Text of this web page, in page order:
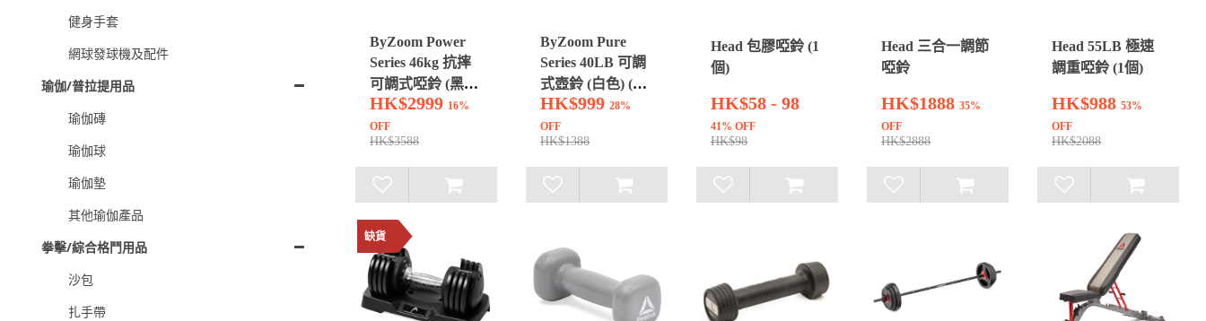
健身手套
網球發球機及配件
瑜伽/普拉提用品
瑜伽磚
瑜伽球
瑜伽墊
其他瑜伽產品
拳擊/綜合格鬥用品
沙包
扎手帶
ByZoom Power
Series 46kg 抗摔
可調式啞鈴 (黑色)
(1個)
HK$2999 16%
OFF
HK$3588
ByZoom Pure
Series 40LB 可調
式壺鈴 (白色) (1
個)
HK$999 28%
OFF
HK$1388
Head 包膠啞鈴 (1
個)
HK$58 - 98
41% OFF
HK$98
Head 三合一調節
啞鈴
HK$1888 35%
OFF
HK$2888
Head 55LB 極速
調重啞鈴 (1個)
HK$988 53%
OFF
HK$2088
缺貨